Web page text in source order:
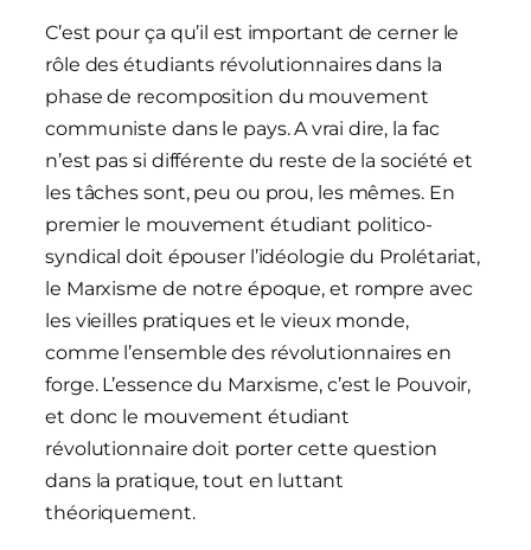
C’est pour ça qu’il est important de cerner le
rôle des étudiants révolutionnaires dans la
phase de recomposition du mouvement
communiste dans le pays. A vrai dire, la fac
n’est pas si différente du reste de la société et
les tâches sont, peu ou prou, les mêmes. En
premier le mouvement étudiant politico-
syndical doit épouser l’idéologie du Prolétariat,
le Marxisme de notre époque, et rompre avec
les vieilles pratiques et le vieux monde,
comme l’ensemble des révolutionnaires en
forge. L’essence du Marxisme, c’est le Pouvoir,
et donc le mouvement étudiant
révolutionnaire doit porter cette question
dans la pratique, tout en luttant
théoriquement.